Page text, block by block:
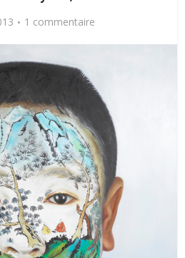
1 commentaire